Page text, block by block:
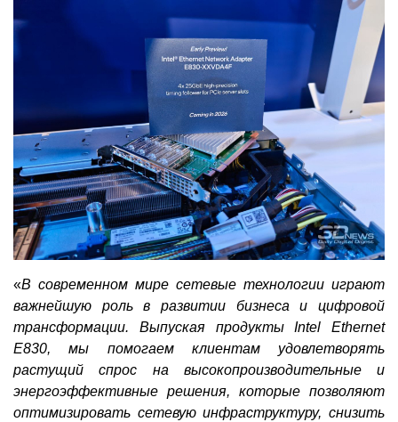
«В современном мире сетевые технологии играют
важнейшую роль в развитии бизнеса и цифровой
трансформации. Выпуская продукты Intel Ethernet
E830, мы помогаем клиентам удовлетворять
растущий спрос на высокопроизводительные и
энергоэффективные решения, которые позволяют
оптимизировать сетевую инфраструктуру, снизить